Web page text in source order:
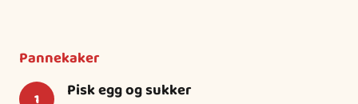
Pannekaker
Pisk egg og sukker